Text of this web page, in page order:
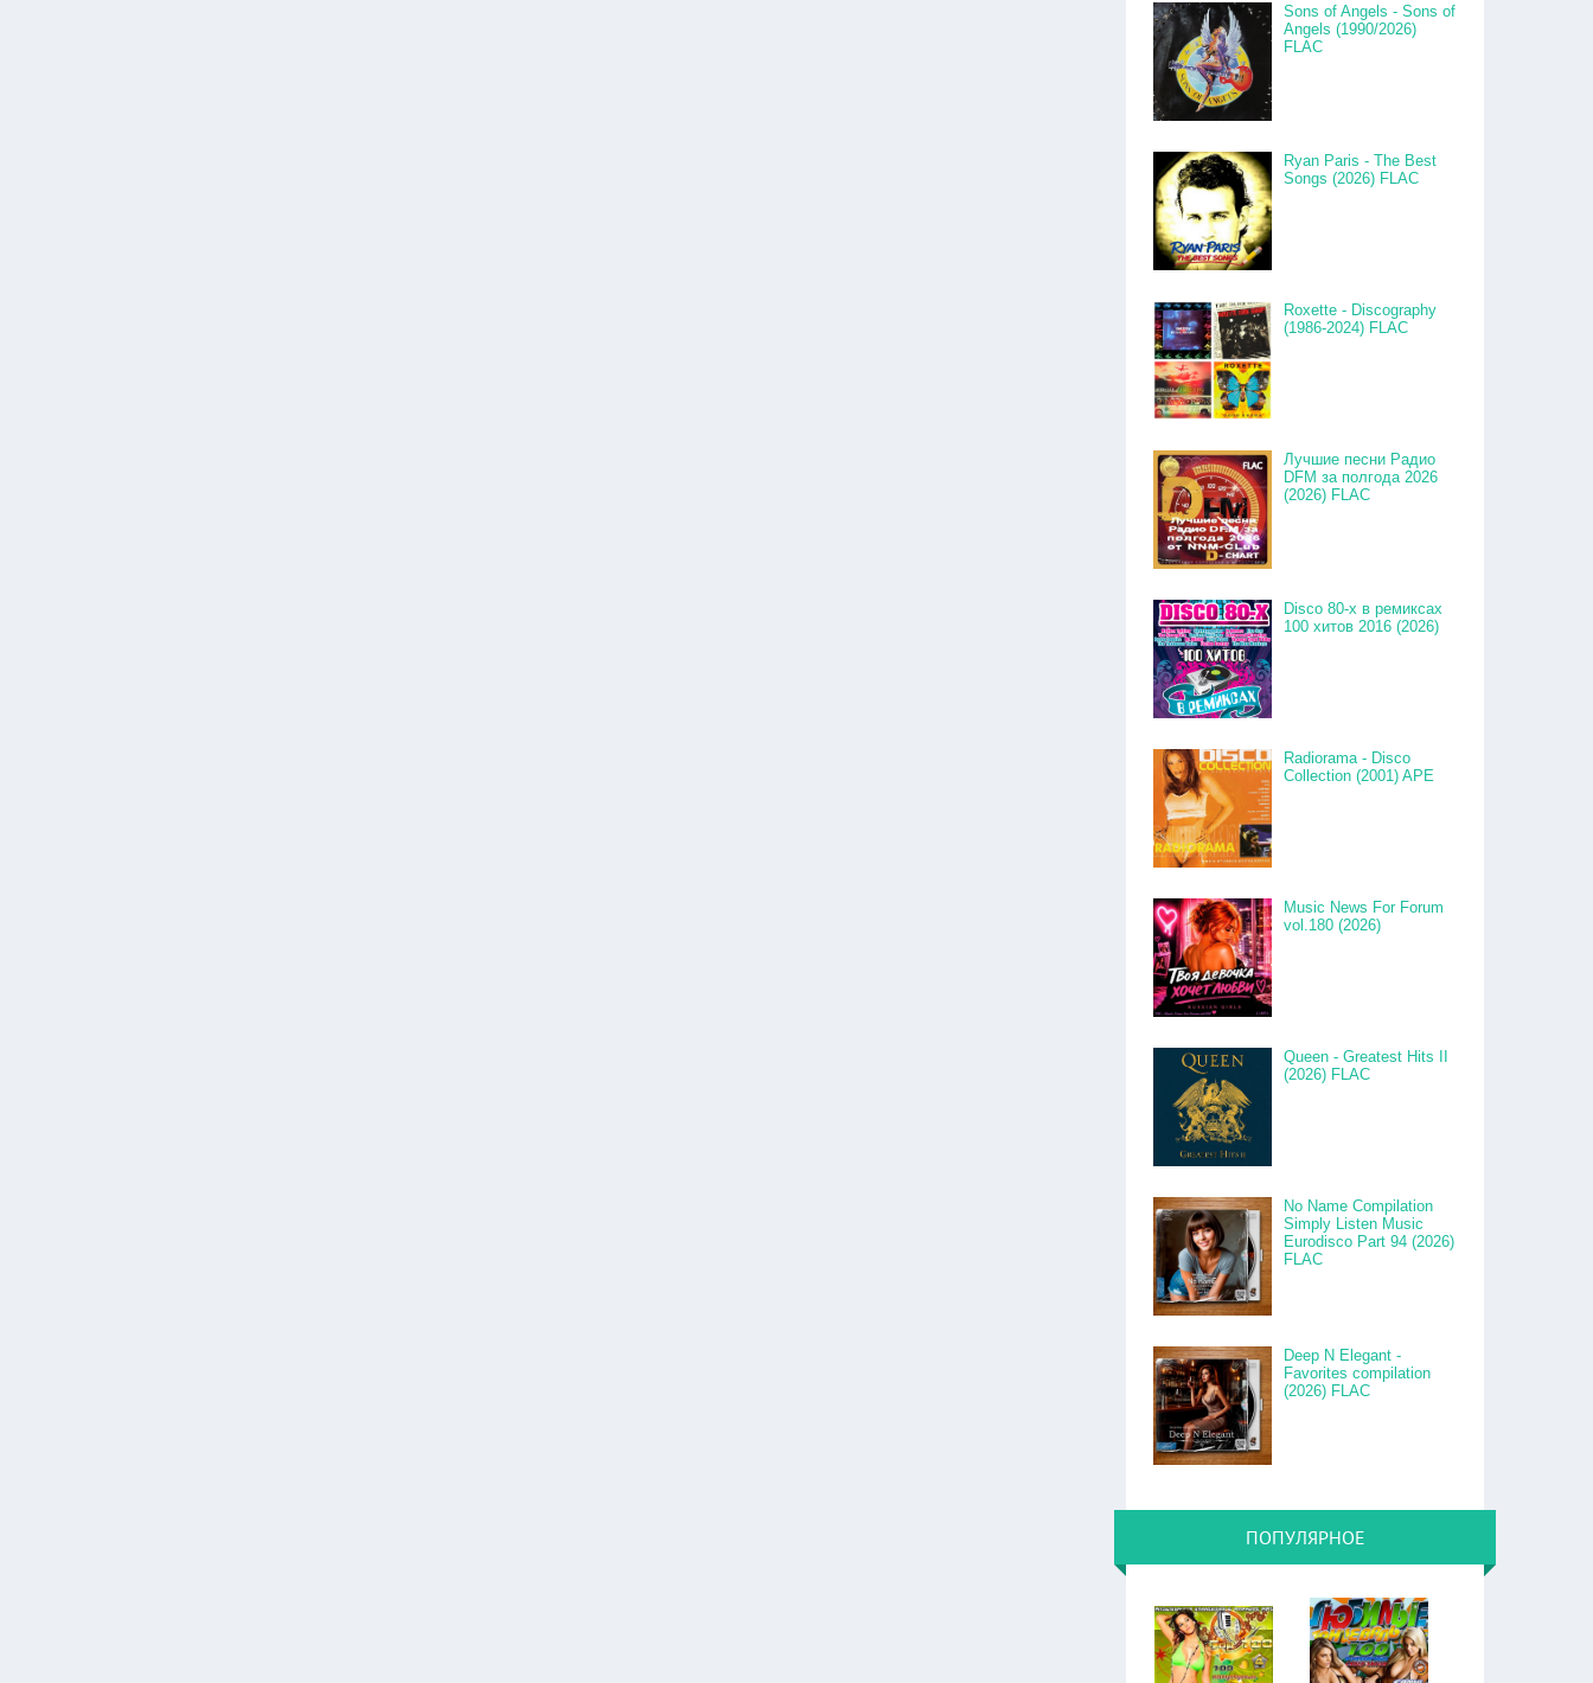
Sons of Angels - Sons of
Angels (1990/2026)
FLAC
Ryan Paris - The Best
Songs (2026) FLAC
Roxette - Discography
(1986-2024) FLAC
Лучшие песни Радио
DFM за полгода 2026
(2026) FLAC
Disco 80-x в ремиксах
100 хитов 2016 (2026)
Radiorama - Disco
Collection (2001) APE
Music News For Forum
vol.180 (2026)
Queen - Greatest Hits II
(2026) FLAC
No Name Compilation
Simply Listen Music
Eurodisco Part 94 (2026)
FLAC
Deep N Elegant -
Favorites compilation
(2026) FLAC
ПОПУЛЯРНОЕ